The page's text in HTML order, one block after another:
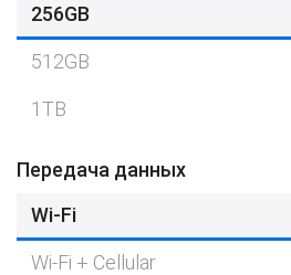
256GB
512GB
1TB
Передача данных
Wi-Fi
Wi-Fi + Cellular